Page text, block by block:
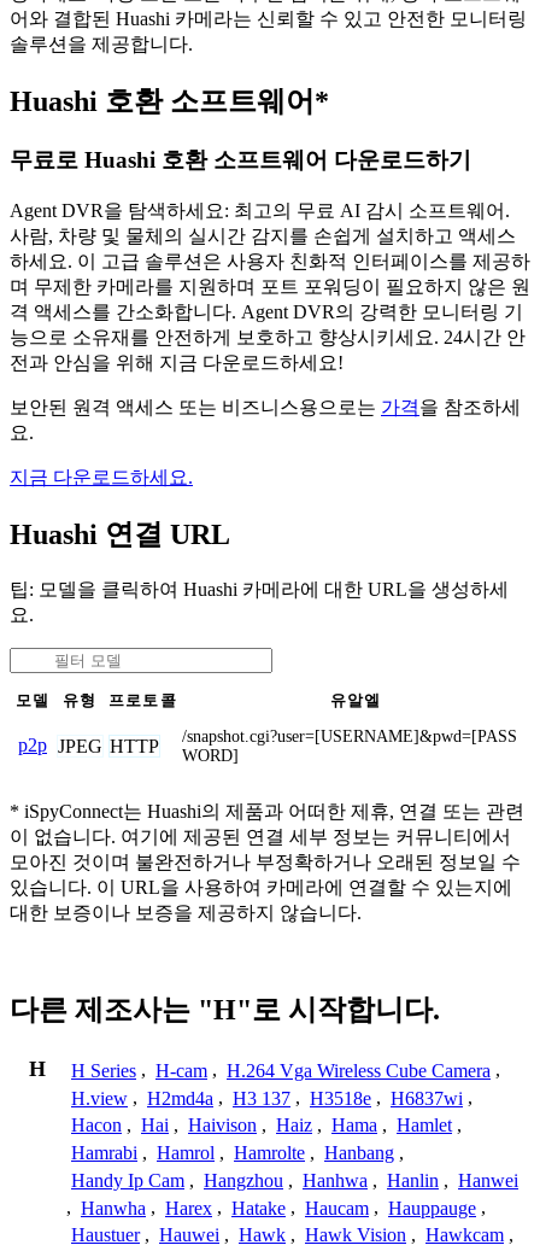
어와 결합된 Huashi 카메라는 신뢰할 수 있고 안전한 모니터링
솔루션을 제공합니다.
Huashi 호환 소프트웨어*
무료로 Huashi 호환 소프트웨어 다운로드하기
Agent DVR을 탐색하세요: 최고의 무료 AI 감시 소프트웨어.
사람, 차량 및 물체의 실시간 감지를 손쉽게 설치하고 액세스
하세요. 이 고급 솔루션은 사용자 친화적 인터페이스를 제공하
며 무제한 카메라를 지원하며 포트 포워딩이 필요하지 않은 원
격 액세스를 간소화합니다. Agent DVR의 강력한 모니터링 기
능으로 소유재를 안전하게 보호하고 향상시키세요. 24시간 안
전과 안심을 위해 지금 다운로드하세요!
보안된 원격 액세스 또는 비즈니스용으로는 가격을 참조하세
요.
지금 다운로드하세요.
Huashi 연결 URL
팁: 모델을 클릭하여 Huashi 카메라에 대한 URL을 생성하세
요.
모델 유형 프로토콜 유알엘
p2p JPEG HTTP
/snapshot.cgi?user=[USERNAME]&pwd=[PASS
WORD]
* iSpyConnect는 Huashi의 제품과 어떠한 제휴, 연결 또는 관련
이 없습니다. 여기에 제공된 연결 세부 정보는 커뮤니티에서
모아진 것이며 불완전하거나 부정확하거나 오래된 정보일 수
있습니다. 이 URL을 사용하여 카메라에 연결할 수 있는지에
대한 보증이나 보증을 제공하지 않습니다.
다른 제조사는 "H"로 시작합니다.
H H Series , H-cam , H.264 Vga Wireless Cube Camera ,
H.view , H2md4a , H3 137 , H3518e , H6837wi ,
Hacon , Hai , Haivison , Haiz , Hama , Hamlet ,
Hamrabi , Hamrol , Hamrolte , Hanbang ,
Handy Ip Cam , Hangzhou , Hanhwa , Hanlin , Hanwei
, Hanwha , Harex , Hatake , Haucam , Hauppauge ,
Haustuer , Hauwei , Hawk , Hawk Vision , Hawkcam ,